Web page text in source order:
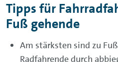
Tipps für
Fuß gehende
Am stärksten sind zu
Radfahrende durch